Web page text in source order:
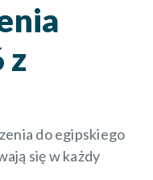
z
do egipskiego
się w każdy